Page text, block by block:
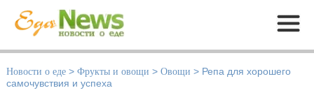
Меню
Новости о еде > Фрукты и овощи > Овощи > Репа для хорошего
самочувствия и успеха